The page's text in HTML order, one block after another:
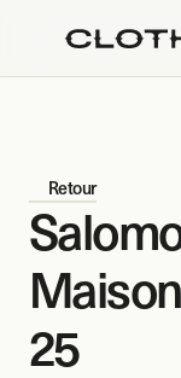
Retour
25